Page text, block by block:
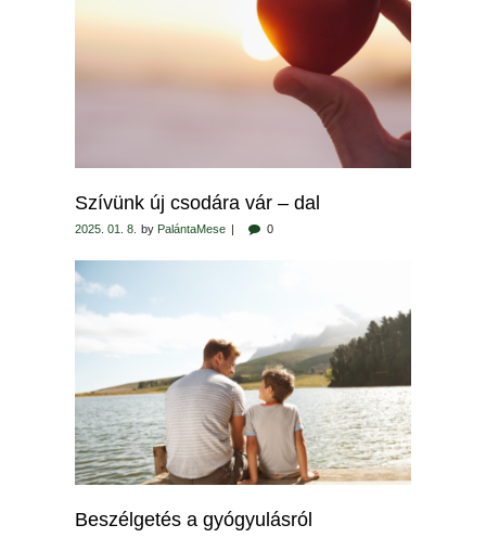
Szívünk új csodára vár – dal
2025. 01. 8. by PalántaMese 0
Beszélgetés a gyógyulásról